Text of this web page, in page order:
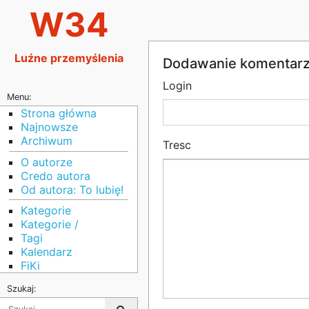
W34
Luźne przemyślenia
Menu:
Strona główna
Najnowsze
Archiwum
O autorze
Credo autora
Od autora: To lubię!
Kategorie
Kategorie /
Tagi
Kalendarz
FiKi
Szukaj:
Dodawanie
Login
Tresc